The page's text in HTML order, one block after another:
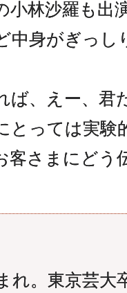
林沙羅も出
中身がぎっ
、えー、君
とっては実験
客さまにどう
れ。東京芸大